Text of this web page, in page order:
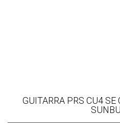
GUITARRA PRS CU4